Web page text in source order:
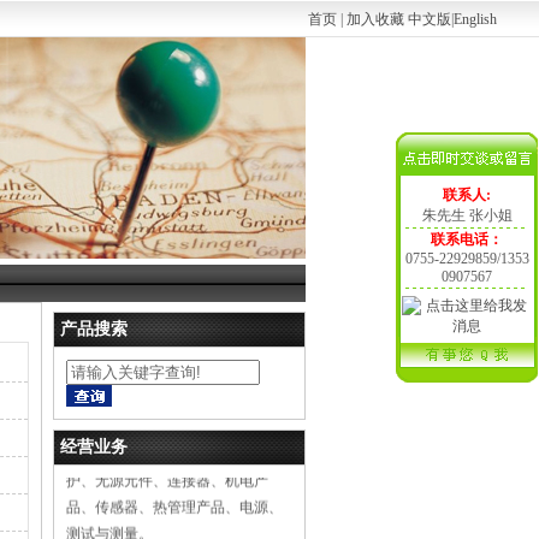
联系人:
朱先生 张小姐
联系电话：
0755-22929859/1353
0907567
首页 加入收藏 中文版 English
产品搜索
经营业务
电子元器件营销，技术咨询。 产品
案、半导体、集成电路IC、电路保
护、无源元件、连接器、机电产
品、传感器、热管理产品、电源、
测试与测量。